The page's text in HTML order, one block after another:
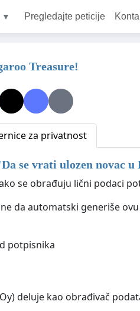
▼ Pregledajte peticije
Treasure!
za privatnost
Da se vrati ulozen novac
se obrađuju lični podaci
da automatski generiše
potpisnika
deluje kao obrađivač